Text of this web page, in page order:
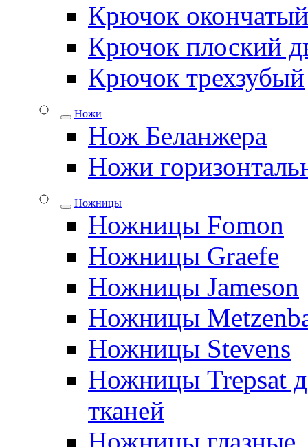
Крючок окончатый
Крючок плоский
Крючок трехзубый
Ножи
Нож Беланжера
Ножи
Ножницы
Ножницы Fomon
Ножницы Graefe
Ножницы Jameson
Ножницы
Ножницы Stevens
Ножницы Trepsat
тканей